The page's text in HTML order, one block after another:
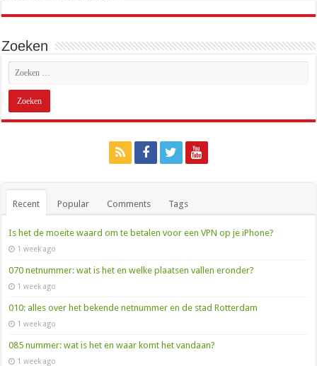
Zoeken
Recent Popular Comments Tags
Is het de moeite waard om te betalen voor een VPN op je iPhone?
1 week ago
070 netnummer: wat is het en welke plaatsen vallen eronder?
1 week ago
010: alles over het bekende netnummer en de stad Rotterdam
1 week ago
085 nummer: wat is het en waar komt het vandaan?
1 week ago